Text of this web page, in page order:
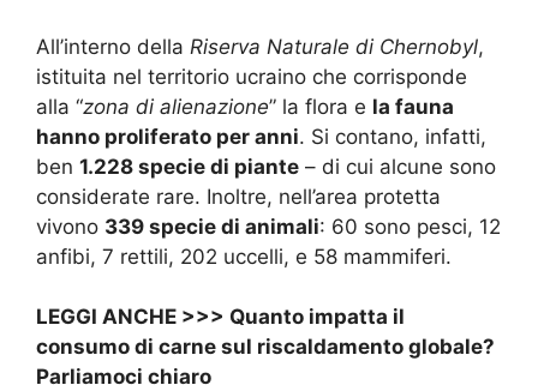
All’interno della Riserva Naturale di Chernobyl,
istituita nel territorio ucraino che corrisponde
alla “zona di alienazione” la flora e la fauna
hanno proliferato per anni. Si contano, infatti,
ben 1.228 specie di piante – di cui alcune sono
considerate rare. Inoltre, nell’area protetta
vivono 339 specie di animali: 60 sono pesci, 12
anfibi, 7 rettili, 202 uccelli, e 58 mammiferi.
LEGGI ANCHE >>> Quanto impatta il
consumo di carne sul riscaldamento globale?
Parliamoci chiaro